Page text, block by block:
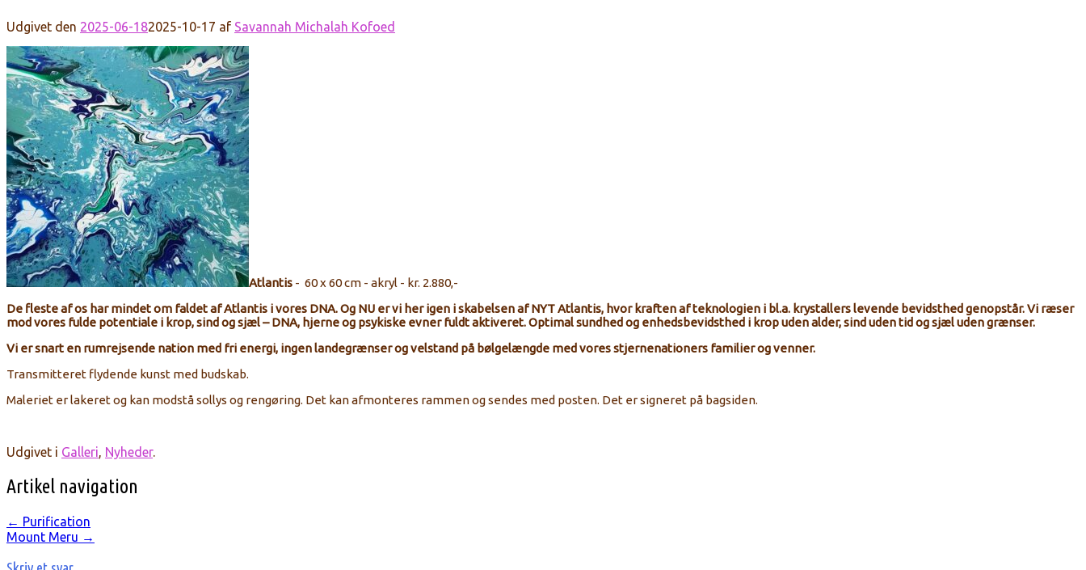
Udgivet den 2025-06-182025-10-17 af Savannah Michalah Kofoed
Atlantis - 60 x 60 cm - akryl - kr. 2.880,-
De fleste af os har mindet om faldet af Atlantis i vores DNA. Og NU er vi her igen i skabelsen af NYT Atlantis, hvor kraften af teknologien i bl.a. krystallers levende bevidsthed genopstår. Vi ræser
mod vores fulde potentiale i krop, sind og sjæl – DNA, hjerne og psykiske evner fuldt aktiveret. Optimal sundhed og enhedsbevidsthed i krop uden alder, sind uden tid og sjæl uden grænser.
Vi er snart en rumrejsende nation med fri energi, ingen landegrænser og velstand på bølgelængde med vores stjernenationers familier og venner.
Transmitteret flydende kunst med budskab.
Maleriet er lakeretog kan modstå sollys og rengøring. Det kan afmonteres rammen og sendes med posten. Det er signeret på bagsiden.
Udgivet i Galleri, Nyheder.
Artikel navigation
← Purification
Mount Meru →